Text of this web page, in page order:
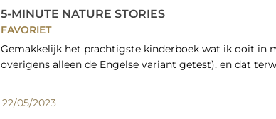
5-MINUTE NATURE STORIES
FAVORIET
Gemakkelijk het prachtigste kinderboek wat ik ooit in
overigens alleen de Engelse variant getest), en dat
22/05/2023